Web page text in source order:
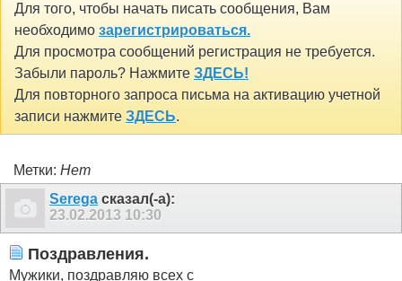
Для того, чтобы начать писать сообщения, Вам
необходимо зарегистрироваться.
Для просмотра сообщений регистрация не требуется.
Забыли пароль? Нажмите ЗДЕСЬ!
Для повторного запроса письма на активацию учетной
записи нажмите ЗДЕСЬ.
Метки: Нет
Serega сказал(-а):
23.02.2013 10:30
Поздравления.
Мужики, поздравляю всех с